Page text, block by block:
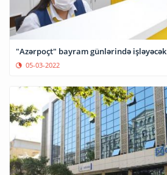
"Azərpoçt" bayram günlərində işləyəcək
05-03-2022